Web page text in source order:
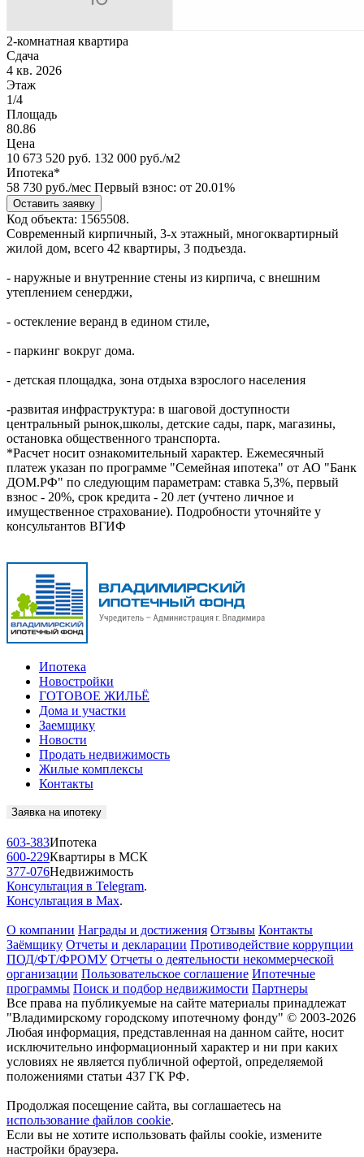
2-комнатная квартира
Сдача
4 кв. 2026
Этаж
1/4
Площадь
80.86
Цена
10 673 520 руб. 132 000 руб./м2
Ипотека*
58 730 руб./мес Первый взнос: от 20.01%
Оставить заявку
Код объекта: 1565508.
Современный кирпичный, 3-х этажный, многоквартирный
жилой дом, всего 42 квартиры, 3 подъезда.
- наружные и внутренние стены из кирпича, с внешним
утеплением сенерджи,
- остекление веранд в едином стиле,
- паркинг вокруг дома.
- детская площадка, зона отдыха взрослого населения
-развитая инфраструктура: в шаговой доступности
центральный рынок,школы, детские сады, парк, магазины,
остановка общественного транспорта.
*Расчет носит ознакомительный характер. Ежемесячный
платеж указан по программе "Семейная ипотека" от АО "Банк
ДОМ.РФ" по следующим параметрам: ставка 5,3%, первый
взнос - 20%, срок кредита - 20 лет (учтено личное и
имущественное страхование). Подробности уточняйте у
консультантов ВГИФ
Ипотека
Новостройки
ГОТОВОЕ ЖИЛЬЁ
Дома и участки
Заемщику
Новости
Продать недвижимость
Жилые комплексы
Контакты
Заявка на ипотеку
603-383Ипотека
600-229Квартиры в МСК
377-076Недвижимость
Консультация в Telegram.
Консультация в Max.
О компании Награды и достижения Отзывы Контакты
Заёмщику Отчеты и декларации Противодействие коррупции
ПОД/ФТ/ФРОМУ Отчеты о деятельности некоммерческой
организации Пользовательское соглашение Ипотечные
программы Поиск и подбор недвижимости Партнеры
Все права на публикуемые на сайте материалы принадлежат
"Владимирскому городскому ипотечному фонду" © 2003-2026
Любая информация, представленная на данном сайте, носит
исключительно информационный характер и ни при каких
условиях не является публичной офертой, определяемой
положениями статьи 437 ГК РФ.
Продолжая посещение сайта, вы соглашаетесь на
использование файлов cookie.
Если вы не хотите использовать файлы cookie, измените
настройки браузера.